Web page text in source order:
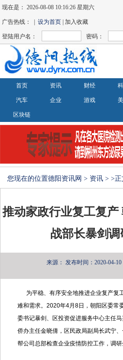
现在是：2026-08-08 10:16:26 星期六
广告热线： |设为首页 | 加入收藏
登陆用户名： 密码：
首页 资讯 财经
汽车 企业 游戏
区块链
您现在的位置德阳资讯网 > 资讯 > >正
推动家政行业复工复产
战部长暴剑
来源： 发布时间：2020-04-10
为平稳、有序安全地推进企业复产复
难和需求。2020年4月8日，朝阳区委常
委书记暴剑、区投资促进服务中心主任
侨办主任金晓倩，区民政局副局长武宁
帮公司总部检查企业疫情防控工作，调研